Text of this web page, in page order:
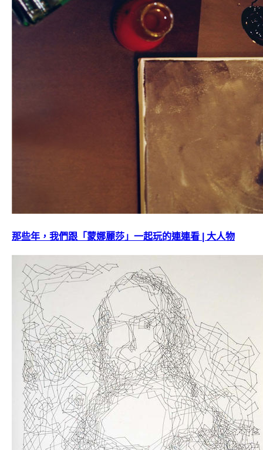
那些年，我們跟「蒙娜麗莎」一起玩的連連看 | 大人物